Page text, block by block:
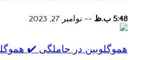
5:48 ب.ظ -- نوامبر 27, 2023
هموگلوبین در حاملگی ✔️